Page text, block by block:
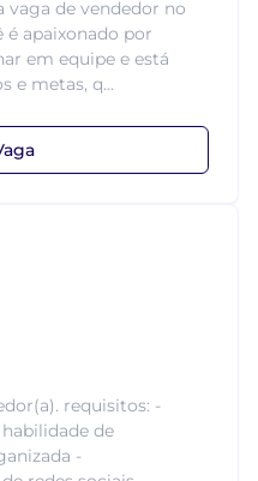
vaga de vendedor no
é apaixonado por
em equipe e está
e metas, q...
requisitos: -
de
-